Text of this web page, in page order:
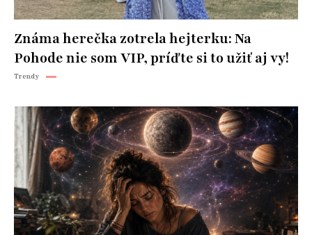
Známa herečka zotrela hejterku: Na
Pohode nie som VIP, príďte si to užiť aj vy!
Trendy